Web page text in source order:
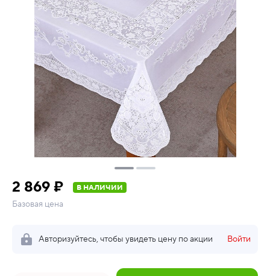
2 869 ₽ В НАЛИЧИИ
Базовая цена
Авторизуйтесь, чтобы увидеть цену по акции Войти